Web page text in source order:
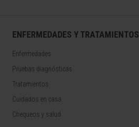
ENFERMEDADES Y TRATAMIENTOS
Enfermedades
Pruebas diagnósticas
Tratamientos
Cuidados en casa
Chequeos y salud